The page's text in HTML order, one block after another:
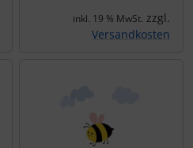
inkl. 19 % MwSt. zzgl.
Versandkosten